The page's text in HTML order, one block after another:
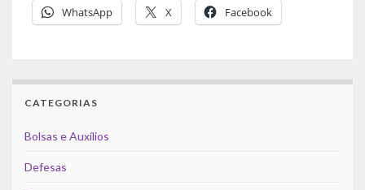
WhatsApp X Facebook
CATEGORIAS
Bolsas e Auxílios
Defesas